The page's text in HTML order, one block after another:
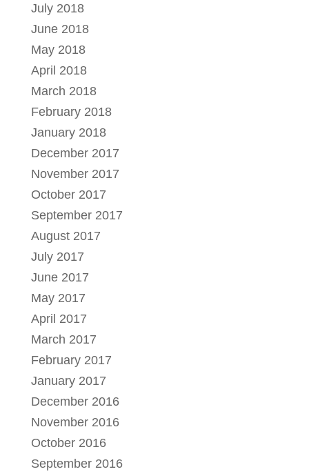
July 2018
June 2018
May 2018
April 2018
March 2018
February 2018
January 2018
December 2017
November 2017
October 2017
September 2017
August 2017
July 2017
June 2017
May 2017
April 2017
March 2017
February 2017
January 2017
December 2016
November 2016
October 2016
September 2016